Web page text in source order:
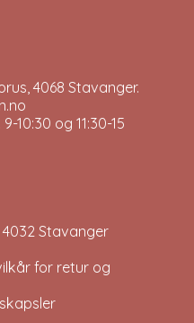
4068 Stavanger.
10:30 og 11:30-15
4032 Stavanger
for retur og